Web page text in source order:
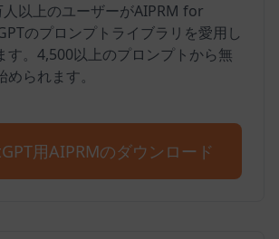
人以上のユーザーがAIPRM for
のプロンプトライブラリを愛用し
す。4,500以上のプロンプトから無
められます。
用AIPRMのダウンロード